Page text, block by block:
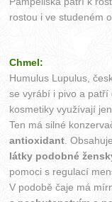
rostou i ve studeném
Chmel:
Humulus Lupulus,
se vyrábí i pivo a patří
kosmetiky využívají
Ten má silné
antioxidant .
látky podobné
pomoci s regulací
V podobě čaje má